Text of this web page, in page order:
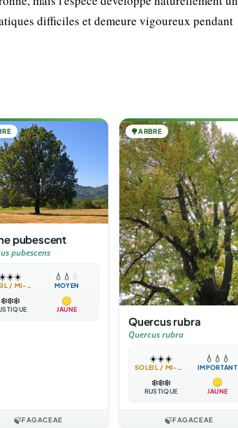
difficiles et demeure vigoureux pendant
pubescent
pubescens
☀️☀️
SOLEIL / MI-OMBRE
💧 💧 💧
MOYEN
❄️❄️❄️
JAUNE
🍃FAGACEAE
🌳ARBRE
Quercus rubra
Quercus rubra
☀️☀️☀️
SOLEIL / MI-OMBRE
💧 💧 💧
IMPORTANT
❄️❄️❄️
RUSTIQUE JAUNE
🍃FAGACEAE